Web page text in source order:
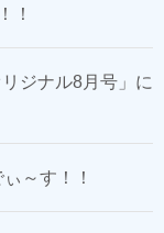
！
ジナル8月号」に
～す！！